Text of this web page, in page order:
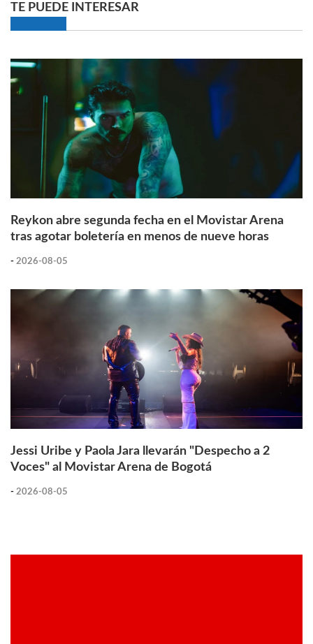
TE PUEDE INTERESAR
Reykon abre segunda fecha en el Movistar Arena
tras agotar boletería en menos de nueve horas
- 2026-08-05
Jessi Uribe y Paola Jara llevarán "Despecho a 2
Voces" al Movistar Arena de Bogotá
- 2026-08-05